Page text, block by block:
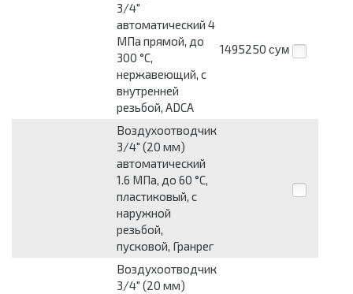
3/4"
автоматический 4
МПа прямой, до
300 °C,
нержавеющий, с
внутренней
резьбой, ADCA
1495250 сум
Воздухоотводчик
3/4" (20 мм)
автоматический
1.6 МПа, до 60 °C,
пластиковый, с
наружной
резьбой,
пусковой, Гранрег
Воздухоотводчик
3/4" (20 мм)